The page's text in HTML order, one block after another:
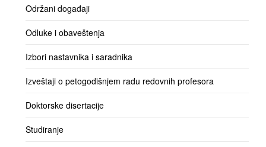
Održani događaji
Odluke i obaveštenja
Izbori nastavnika i saradnika
Izveštaji o petogodišnjem radu redovnih profesora
Doktorske disertacije
Studiranje